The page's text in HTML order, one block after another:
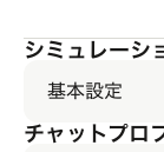
シミュレーシ
基本設定
チャットプロ